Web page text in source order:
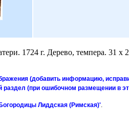
1724 г. Дерево, темпера. 31
(добавить информацию,
раздел (при ошибочном размещении в
Лиддская (Римская)'.